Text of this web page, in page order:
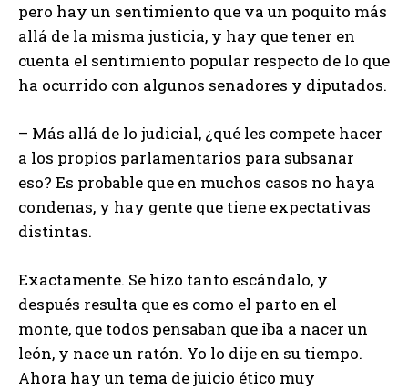
pero hay un sentimiento que va un poquito más
allá de la misma justicia, y hay que tener en
cuenta el sentimiento popular respecto de lo que
ha ocurrido con algunos senadores y diputados.
– Más allá de lo judicial, ¿qué les compete hacer
a los propios parlamentarios para subsanar
eso? Es probable que en muchos casos no haya
condenas, y hay gente que tiene expectativas
distintas.
Exactamente. Se hizo tanto escándalo, y
después resulta que es como el parto en el
monte, que todos pensaban que iba a nacer un
león, y nace un ratón. Yo lo dije en su tiempo.
Ahora hay un tema de juicio ético muy